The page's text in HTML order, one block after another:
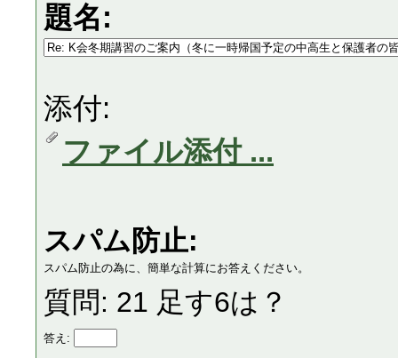
題名:
添付:
ファイル添付 ...
スパム防止:
スパム防止の為に、簡単な計算にお答えください。
質問: 21 足す6は？
答え: